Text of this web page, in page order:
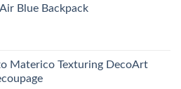
Blue Backpack
Materico Texturing DecoArt